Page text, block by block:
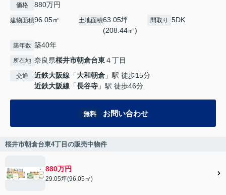
価格 880万円
建物面積96.05㎡ 土地面積63.05坪
(208.44㎡)
間取り 5DK
築年数 築40年
所在地 奈良県桜井市朝倉台東４丁目
交通 近鉄大阪線 「大和朝倉 」駅 徒歩15分
近鉄大阪線 「長谷寺 」駅 徒歩46分
無料 お問い合わせ
桜井市朝倉台東4丁目の販売中物件
880万円
29.05坪(96.05㎡)